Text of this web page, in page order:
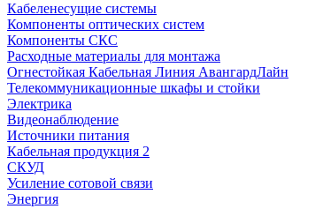
Кабеленесущие системы
Компоненты оптических систем
Компоненты СКС
Расходные материалы для монтажа
Огнестойкая Кабельная Линия АвангардЛайн
Телекоммуникационные шкафы и стойки
Электрика
Видеонаблюдение
Источники питания
Кабельная продукция 2
СКУД
Усиление сотовой связи
Энергия